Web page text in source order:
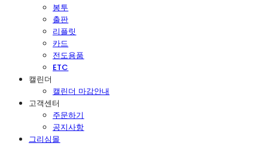
봉투
출판
리플릿
카드
전도용품
ETC
캘린더
캘린더 마감안내
고객센터
주문하기
공지사항
그리심몰